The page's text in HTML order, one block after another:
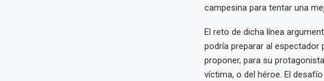
campesina para tentar una
El reto de dicha línea
podría preparar al espectador
proponer, para su
víctima, o del héroe. El